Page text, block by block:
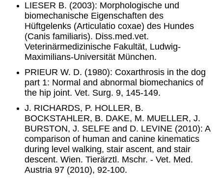
LIESER B. (2003): Morphologische und
biomechanische Eigenschaften des
Hüftgelenks (Articulatio coxae) des Hundes
(Canis familiaris). Diss.med.vet.
Veterinärmedizinische Fakultät, Ludwig-
Maximilians-Universität München.
PRIEUR W. D. (1980): Coxarthrosis in the dog
part 1: Normal and abnormal biomechanics of
the hip joint. Vet. Surg. 9, 145-149.
J. RICHARDS, P. HOLLER, B.
BOCKSTAHLER, B. DAKE, M. MUELLER, J.
BURSTON, J. SELFE and D. LEVINE (2010): A
comparison of human and canine kinematics
during level walking, stair ascent, and stair
descent. Wien. Tierärztl. Mschr. - Vet. Med.
Austria 97 (2010), 92-100.